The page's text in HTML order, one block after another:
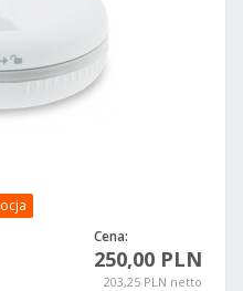
Cena:
250,00 PLN
203,25 PLN netto